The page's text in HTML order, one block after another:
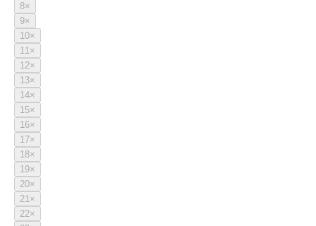
8×
9×
10×
11×
12×
13×
14×
15×
16×
17×
18×
19×
20×
21×
22×